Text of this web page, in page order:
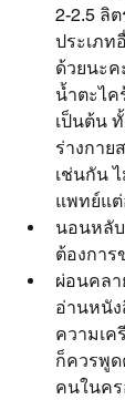
2-2.5 ลิ
ประเภ
ด้วยนะค
น้ำตะไค
เป็นต้น
ร่างกาย
เช่นกัน
แพทย์แต่
นอนหลั
ต้องการ
ผ่อนคลา
อ่านหนัง
ความเค
ก็ควรพู
คนในคร